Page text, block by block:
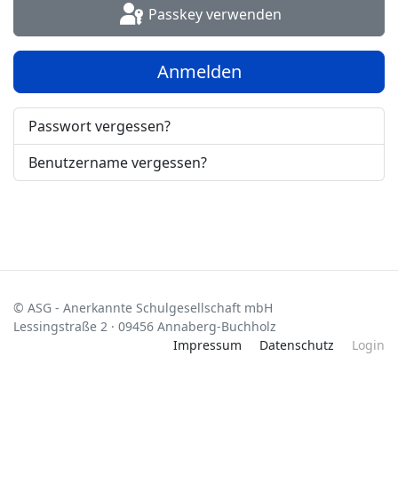
Passkey verwenden
Anmelden
Passwort vergessen?
Benutzername vergessen?
© ASG - Anerkannte Schulgesellschaft mbH
Lessingstraße 2 · 09456 Annaberg-Buchholz
Impressum
Datenschutz Login